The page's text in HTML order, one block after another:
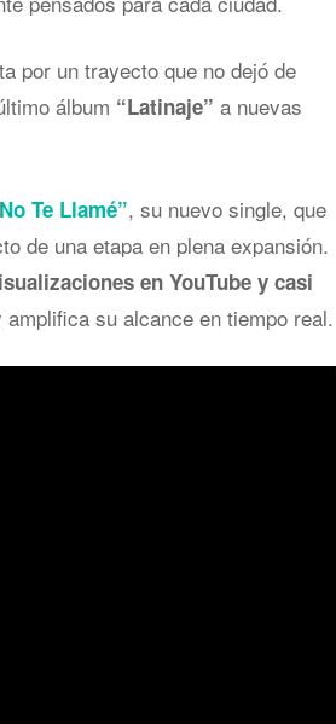
por un trayecto que no dejó de
álbum “Latinaje” a nuevas
Te Llamé”, su nuevo single, que
de una etapa en plena expansión.
en YouTube y casi
su alcance en tiempo real.